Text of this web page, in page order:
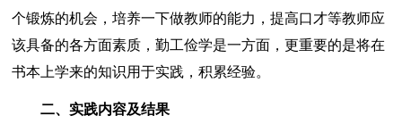
个锻炼的机会，培养一下做教师的能力，提高口才等教师应
该具备的各方面素质，勤工俭学是一方面，更重要的是将在
书本上学来的知识用于实践，积累经验。
二、实践内容及结果